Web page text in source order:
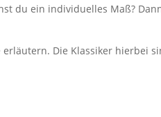
du ein individuelles Maß?
Die Klassiker hierbei